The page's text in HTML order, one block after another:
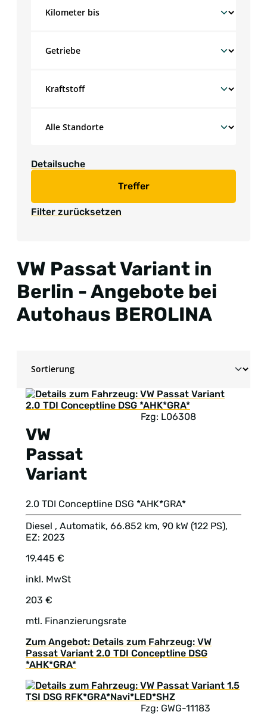
Detailsuche
Treffer
Filter zurücksetzen
VW Passat Variant in
Berlin - Angebote bei
Autohaus BEROLINA
VW
Passat
Variant
Fzg: L06308
2.0 TDI Conceptline DSG *AHK*GRA*
Diesel , Automatik, 66.852 km, 90 kW (122 PS),
EZ: 2023
19.445 €
inkl. MwSt
203 €
mtl. Finanzierungsrate
Zum Angebot: Details zum Fahrzeug: VW
Passat Variant 2.0 TDI Conceptline DSG
*AHK*GRA*
Fzg: GWG-11183